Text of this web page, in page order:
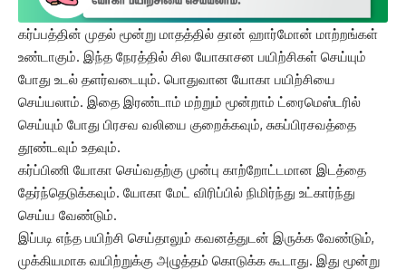
கர்ப்பத்தின் முதல் மூன்று மாதத்தில் தான் ஹார்மோன் மாற்றங்கள்
உண்டாகும். இந்த நேரத்தில் சில யோகாசன பயிற்சிகள் செய்யும்
போது உடல் தளர்வடையும். பொதுவான யோகா பயிற்சியை
செய்யலாம். இதை இரண்டாம் மற்றும் மூன்றாம் ட்ரைமெஸ்டரில்
செய்யும் போது பிரசவ வலியை குறைக்கவும், சுகப்பிரசவத்தை
தூண்டவும் உதவும்.
கர்ப்பிணி யோகா செய்வதற்கு முன்பு காற்றோட்டமான இடத்தை
தேர்ந்தெடுக்கவும். யோகா மேட் விரிப்பில் நிமிர்ந்து உட்கார்ந்து
செய்ய வேண்டும்.
இப்படி எந்த பயிற்சி செய்தாலும் கவனத்துடன் இருக்க வேண்டும்,
முக்கியமாக வயிற்றுக்கு அழுத்தம் கொடுக்க கூடாது. இது மூன்று